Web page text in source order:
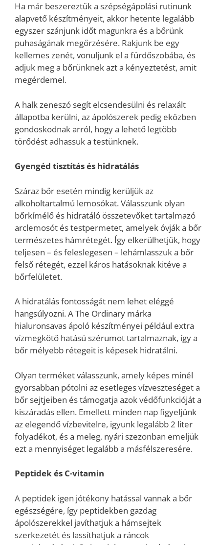
Ha már beszereztük a szépségápolási rutinunk
alapvető készítményeit, akkor hetente legalább
egyszer szánjunk időt magunkra és a bőrünk
puhaságának megőrzésére. Rakjunk be egy
kellemes zenét, vonuljunk el a fürdőszobába, és
adjuk meg a bőrünknek azt a kényeztetést, amit
megérdemel.
A halk zeneszó segít elcsendesülni és relaxált
állapotba kerülni, az ápolószerek pedig eközben
gondoskodnak arról, hogy a lehető legtöbb
törődést adhassuk a testünknek.
Gyengéd tisztítás és hidratálás
Száraz bőr esetén mindig kerüljük az
alkoholtartalmú lemosókat. Válasszunk olyan
bőrkímélő és hidratáló összetevőket tartalmazó
arclemosót és testpermetet, amelyek óvják a bőr
természetes hámrétegét. Így elkerülhetjük, hogy
teljesen – és feleslegesen – lehámlasszuk a bőr
felső rétegét, ezzel káros hatásoknak kitéve a
bőrfelületet.
A hidratálás fontosságát nem lehet eléggé
hangsúlyozni. A The Ordinary márka
hialuronsavas ápoló készítményei például extra
vízmegkötő hatású szérumot tartalmaznak, így a
bőr mélyebb rétegeit is képesek hidratálni.
Olyan terméket válasszunk, amely képes minél
gyorsabban pótolni az esetleges vízveszteséget a
bőr sejtjeiben és támogatja azok védőfunkcióját a
kiszáradás ellen. Emellett minden nap figyeljünk
az elegendő vízbevitelre, igyunk legalább 2 liter
folyadékot, és a meleg, nyári szezonban emeljük
ezt a mennyiséget legalább a másfélszeresére.
Peptidek és C-vitamin
A peptidek igen jótékony hatással vannak a bőr
egészségére, így peptidekben gazdag
ápolószerekkel javíthatjuk a hámsejtek
szerkezetét és lassíthatjuk a ráncok